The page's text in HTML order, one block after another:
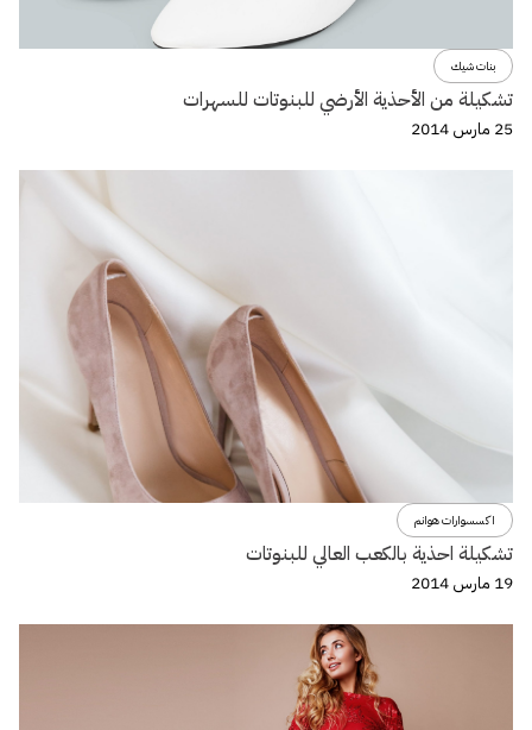
بنات شيك
تشكيلة من الأحذية الأرضي للبنوتات للسهرات
25 مارس 2014
اكسسوارات هوانم
تشكيلة احذية بالكعب العالي للبنوتات
19 مارس 2014